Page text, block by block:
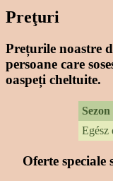
Preţuri
Prețurile noastre
persoane care
oaspeți cheltuite.
Sezon
Egész
Oferte speciale